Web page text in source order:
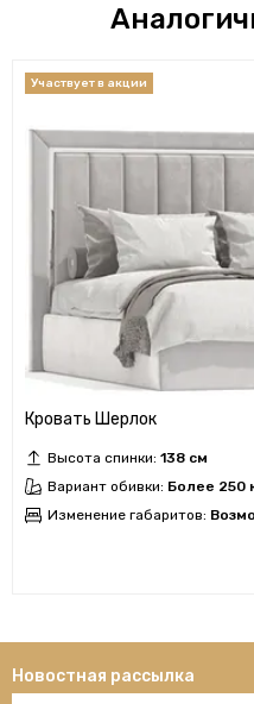
Кровать Шерлок
Высота спинки: 138 см
Вариант обивки: Более 250
Изменение габаритов:
Новостная рассылка